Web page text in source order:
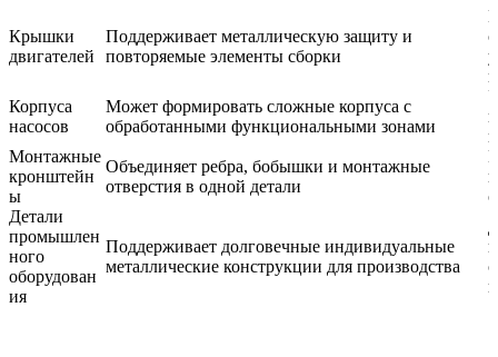
Крышки
двигателей
Поддерживает металлическую защиту и
повторяемые элементы сборки
Корпуса
насосов
Может формировать сложные корпуса с
обработанными функциональными зонами
Монтажные
кронштейн
ы
Объединяет ребра, бобышки и монтажные
отверстия в одной детали
Детали
промышлен
ного
оборудован
ия
Поддерживает долговечные индивидуальные
металлические конструкции для производства